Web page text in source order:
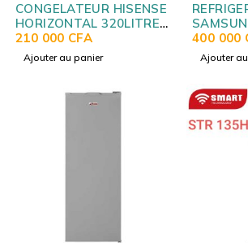
CONGELATEUR HISENSE
HORIZONTAL 320LITRES
VITRINE NOIR
FC32DD4HA
210 000 CFA
Ajouter au panier
400 000
Ajouter